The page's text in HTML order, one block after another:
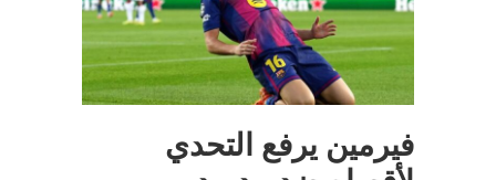
فيرمين يرفع التحدي